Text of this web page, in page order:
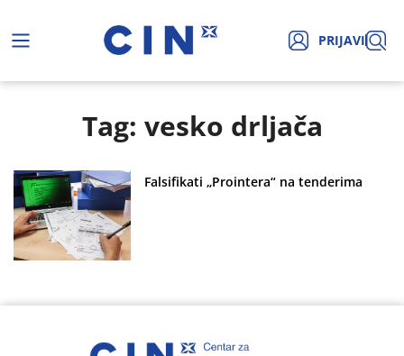
PRIJAVI
Tag: vesko drljača
Falsifikati „Prointera“ na tenderima